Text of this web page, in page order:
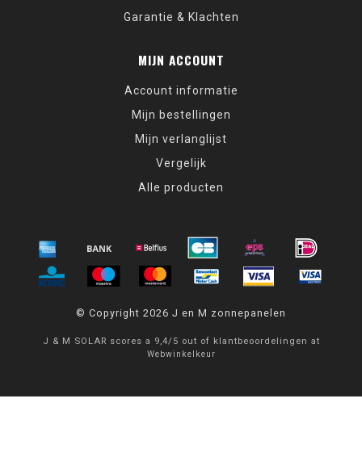
Garantie & Klachten
MIJN ACCOUNT
Account informatie
Mijn bestellingen
Mijn verlanglijst
Vergelijk
Alle producten
© Copyright 2026 J en M zonnepanelen
J & M SOLAR scores a 9,4/ 5 out of klantbeoordelingen at
Webwinkelkeur